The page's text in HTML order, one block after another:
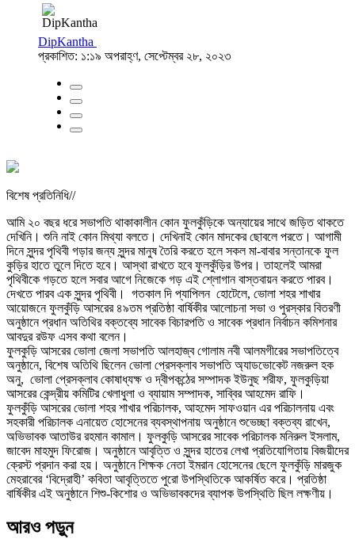
DipKantha
প্রকাশিত: ১:১৯ অপরাহ্ণ, সেপ্টেম্বর ২৮, ২০২৩
বিশেষ প্রতিনিধি//
আমি ২০ বছর ধরে সভাপতি থাকাকালীন কোন ফুলকুঁড়িকে অন্যায়ের সাথে জড়িত থাকতে
দেখিনি‌। শুনি নাই কোন মিথ্যা বলতে। দেখিনাই কোন মাদকের ছোবলে পরতে। আগামী
দিনে সুন্দর পৃথিবী গড়ার জন্য সুন্দর মানুষ তৈরি করতে হলে সকল মা-বাবার সন্তানকে ফুল
কুড়ির হাতে তুলে দিতে হবে। আস্থা রাখতে হবে ফুলকুঁড়ির উপর। তাহলেই আমরা
পৃথিবীকে গড়তে হলে সবার আগে নিজেকে গড় এই শ্লোগান বাস্তবায়ন করতে পারব।
দেখতে পারব এক সুন্দর পৃথিবী। গতকাল দি প্যাপিলন হোটেলে, ভোলা শহর শাখার
আয়োজনে ফুলকুঁড়ি আসরের ৪৯তম প্রতিষ্ঠা বার্ষিকীর আলোচনা সভা ও পুরস্কার বিতরণী
অনুষ্ঠানে প্রধান অতিথির বক্তব্যে সাবেক বিচারপতি ও সাবেক প্রধান নির্বাচন কমিশনার
আবদুর রউফ এসব কথা বলেন।
ফুলকুড়ি আসরের ভোলা জেলা সভাপতি আলহাজ্ব গোলাম নবী আলমগীরের সভাপতিত্বে
অনুষ্ঠানে, বিশেষ অতিথি ছিলেন ভোলা প্রেসক্লাব সভাপতি অ্যাডভোকেট নজরুল হক
অনু, ভোলা প্রেসক্লাব কোষাধ্যক্ষ ও দ্বীপকন্ঠের সম্পাদক ইউনুছ শরীফ, ফুলকুড়িয়া
আসরের কেন্দ্রীয় কমিটির খেলাধুলা ও ব্যায়াম সম্পাদক, সাব্বির আহমেদ রাফি।
ফুলকুঁড়ি আসরের ভোলা শহর শাখার পরিচালক, আহমেদ সাফওয়ান এর পরিচালনায় এবং
সহকারী পরিচালক এনায়েত হোসেনের ব্যবস্থাপনায় অনুষ্ঠানে শুভেচ্ছা বক্তব্য রাখেন,
অভিভাবক আতাউর রহমান কামাল। ফুলকুড়ি আসরের সাবেক পরিচালক মনিরুল ইসলাম,
জাবেদ মাহমুদ ফিরোজ। অনুষ্ঠানে আবৃত্তি ও সুন্দর হাতের লেখা প্রতিযোগিতায় বিজয়ীদের
ক্রেস্ট প্রদান করা হয়। অনুষ্ঠানে শিক্ষক নেতা ইমরান হোসেনের ছেলে ফুলকুঁড়ি মারজুক
মেহরাবের ‘বিদ্রোহী’ কবিতা আবৃত্তিতে পুরো উপস্থিতিকে আকর্ষিত করে। প্রতিষ্ঠা
বার্ষিকীর এই অনুষ্ঠানে শিশু-কিশোর ও অভিভাবকদের ব্যাপক উপস্থিতি ছিল লক্ষণীয়।
আরও পড়ুন